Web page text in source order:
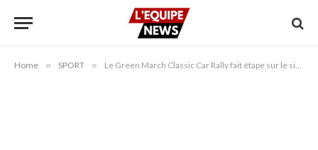
Home » SPORT » Le Green March Classic Car Rally fait étape sur le site historique de Chellah à Rabat.